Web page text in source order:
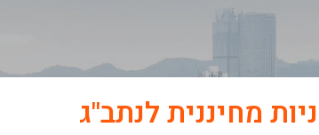
מחיננית לנתב"ג